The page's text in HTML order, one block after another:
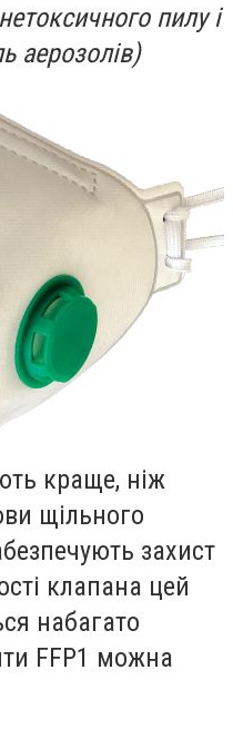
пилу і
аерозолів)
краще, ніж
щільного
захист
клапана цей
набагато
FFP1 можна